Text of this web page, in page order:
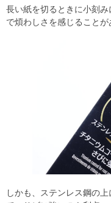
長い紙を切るときに小刻
で煩わしさを感じること
しかも、ステンレス鋼の